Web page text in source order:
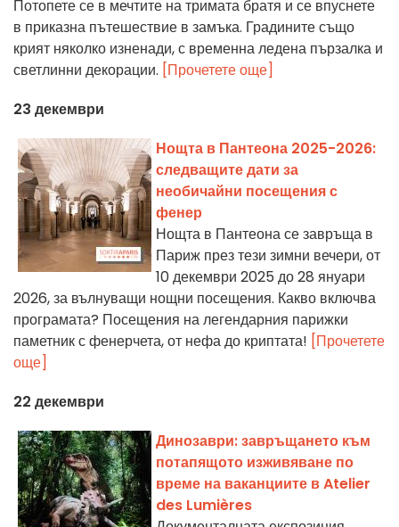
Потопете се в мечтите на тримата братя и се впуснете
в приказна пътешествие в замъка. Градините също
крият няколко изненади, с временна ледена пързалка и
светлинни декорации. [Прочетете още]
23 декември
Нощта в Пантеона 2025-2026:
следващите дати за
необичайни посещения с
фенер
Нощта в Пантеона се завръща в
Париж през тези зимни вечери, от
10 декември 2025 до 28 януари
2026, за вълнуващи нощни посещения. Какво включва
програмата? Посещения на легендарния парижки
паметник с фенерчета, от нефа до криптата! [Прочетете
още]
22 декември
Динозаври: завръщането към
потапящото изживяване по
време на ваканциите в Atelier
des Lumières